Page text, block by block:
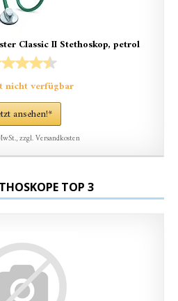
Classic II Stethoskop, petrol
nicht verfügbar
ansehen!*
zzgl. Versandkosten
TOP 3